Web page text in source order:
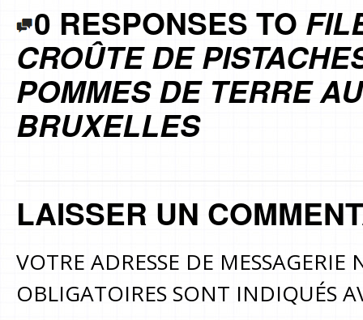
0 RESPONSES TO
CROÛTE DE
POMMES DE TERRE
BRUXELLES
LAISSER UN
VOTRE ADRESSE DE MESSAGERIE
OBLIGATOIRES SONT INDIQUÉS